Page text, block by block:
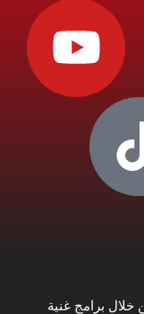
خلال برامج غنية